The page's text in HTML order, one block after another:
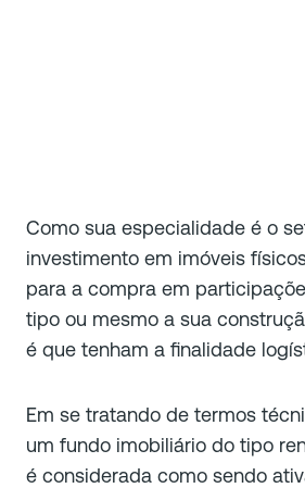
Como sua especialidade é o
investimento em imóveis
para a compra em
tipo ou mesmo a sua
é que tenham a finalidade
Em se tratando de termos
um fundo imobiliário do tipo
é considerada como sendo